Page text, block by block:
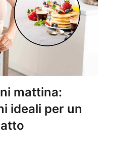
mattina:
ideali per un